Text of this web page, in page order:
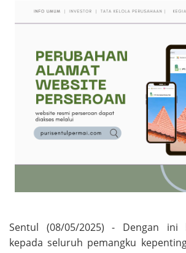
Sentul (08/05/2025) - Dengan ini
kepada seluruh pemangku